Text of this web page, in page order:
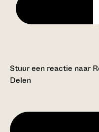
Stuur een reactie naar
Delen